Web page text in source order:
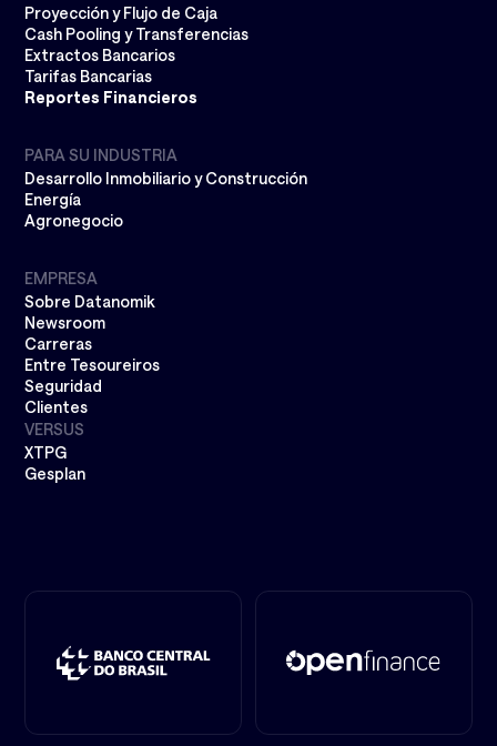
Proyección y Flujo de Caja
Cash Pooling y Transferencias
Extractos Bancarios
Tarifas Bancarias
Reportes Financieros
PARA SU INDUSTRIA
Desarrollo Inmobiliario y Construcción
Energía
Agronegocio
EMPRESA
Sobre Datanomik
Newsroom
Carreras
Entre Tesoureiros
Seguridad
Clientes
VERSUS
XTPG
Gesplan